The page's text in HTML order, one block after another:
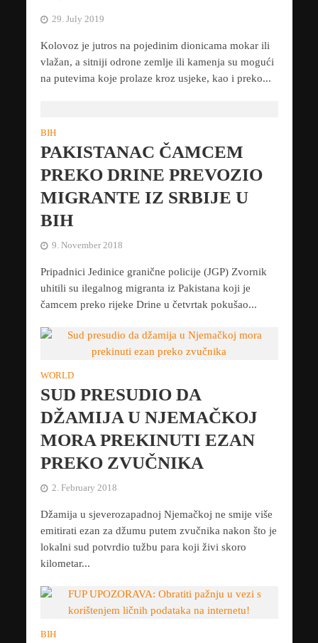
29. July 2019
Kolovoz je jutros na pojedinim dionicama mokar ili
vlažan, a sitniji odrone zemlje ili kamenja su mogući
na putevima koje prolaze kroz usjeke, kao i preko...
BIH
PAKISTANAC ČAMCEM
PREKO DRINE PREVOZIO
MIGRANTE IZ SRBIJE U
BIH
9. November 2018
Pripadnici Jedinice granične policije (JGP) Zvornik
uhitili su ilegalnog migranta iz Pakistana koji je
čamcem preko rijeke Drine u četvrtak pokušao...
WORLD
SUD PRESUDIO DA
DŽAMIJA U NJEMAČKOJ
MORA PREKINUTI EZAN
PREKO ZVUČNIKA
2. February 2018
Džamija u sjeverozapadnoj Njemačkoj ne smije više
emitirati ezan za džumu putem zvučnika nakon što je
lokalni sud potvrdio tužbu para koji živi skoro
kilometar...
BIH